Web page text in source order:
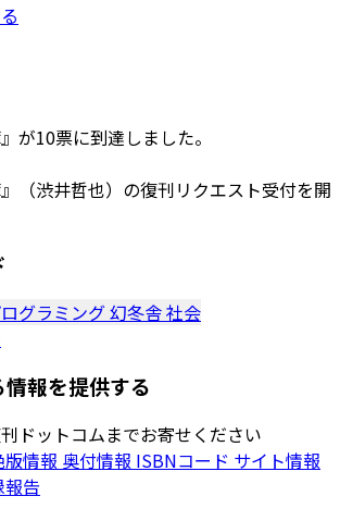
が10票に到達しました。
』（渋井哲也）の復刊リクエスト受付を開
グラミング幻冬舎社会
報を提供する
ドットコムまでお寄せください
情報 奥付情報 ISBNコード サイト情報
告